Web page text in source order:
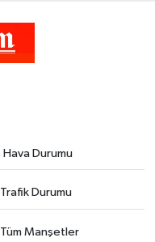
Hava Durumu
Trafik Durumu
Tüm Manşetler